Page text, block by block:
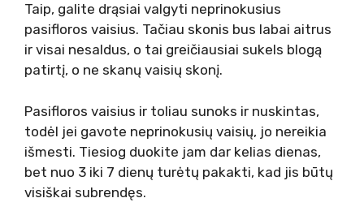
Taip, galite drąsiai valgyti neprinokusius
pasifloros vaisius. Tačiau skonis bus labai aitrus
ir visai nesaldus, o tai greičiausiai sukels blogą
patirtį, o ne skanų vaisių skonį.
Pasifloros vaisius ir toliau sunoks ir nuskintas,
todėl jei gavote neprinokusių vaisių, jo nereikia
išmesti. Tiesiog duokite jam dar kelias dienas,
bet nuo 3 iki 7 dienų turėtų pakakti, kad jis būtų
visiškai subrendęs.